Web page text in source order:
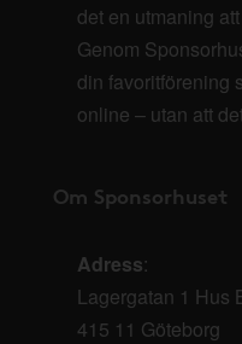
det en utmaning
Genom
din favoritförening
online – utan att
Om Sponsorhuset
Adress:
Lagergatan 1 Hus
415 11 Göteborg